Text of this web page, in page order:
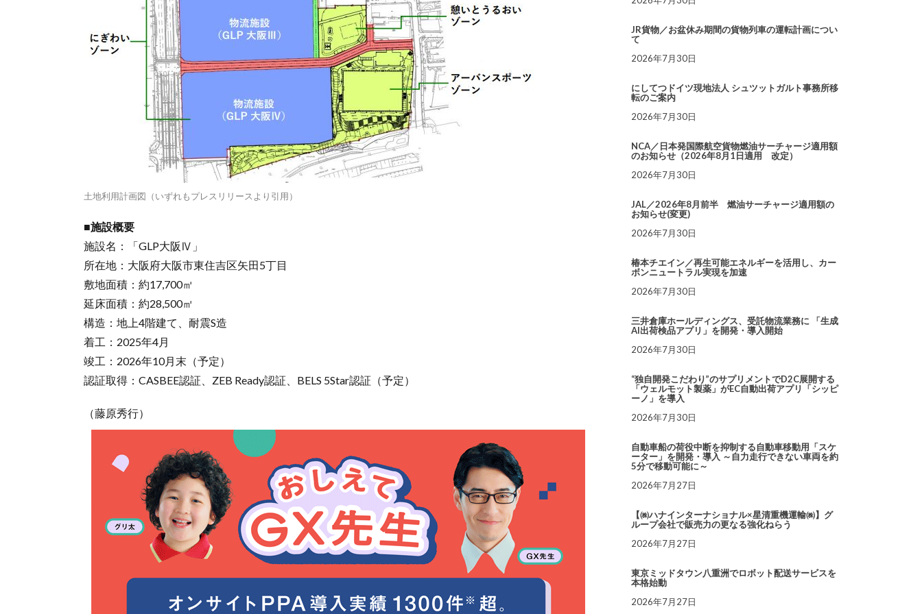
土地利用計画図（いずれもプレスリリースより引用）
■施設概要
施設名：「GLP大阪Ⅳ」
所在地：大阪府大阪市東住吉区矢田5丁目
敷地面積：約17,700㎡
延床面積：約28,500㎡
構造：地上4階建て、耐震S造
着工：2025年4月
竣工：2026年10月末（予定）
認証取得：CASBEE認証、ZEB Ready認証、BELS 5Star認証（予定）
（藤原秀行）
JR貨物／お盆休み期間の貨物列車の運転計画につい
て
2026年7月30日
にしてつドイツ現地法人 シュツットガルト事務所移
転のご案内
2026年7月30日
NCA／日本発国際航空貨物燃油サーチャージ適用額
のお知らせ（2026年8月1日適用 改定）
2026年7月30日
JAL／2026年8月前半 燃油サーチャージ適用額の
お知らせ(変更)
2026年7月30日
椿本チエイン／再生可能エネルギーを活用し、カー
ボンニュートラル実現を加速
2026年7月30日
三井倉庫ホールディングス、受託物流業務に 「生成
AI出荷検品アプリ」を開発・導入開始
2026年7月30日
“独自開発こだわり”のサプリメントでD2C展開する
「ウェルモット製薬」がEC自動出荷アプリ「シッピ
ーノ」を導入
2026年7月30日
自動車船の荷役中断を抑制する自動車移動用「スケ
ーター」を開発・導入 ～自力走行できない車両を約
5分で移動可能に～
2026年7月27日
【㈱ハナインターナショナル×星清重機運輸㈱】グ
ループ会社で販売力の更なる強化ねらう
2026年7月27日
東京ミッドタウン八重洲でロボット配送サービスを
本格始動
2026年7月27日